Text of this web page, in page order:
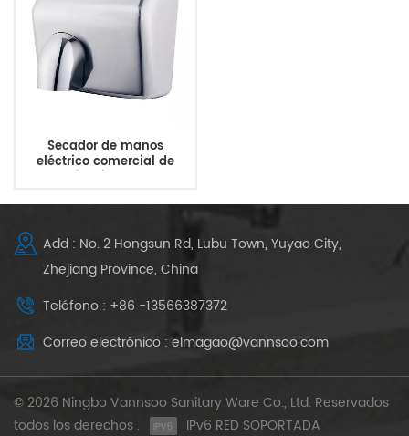
Secador de manos
eléctrico comercial de
acero inoxidable para
baño
Add : No. 2 Hongsun Rd, Lubu Town, Yuyao City,
Zhejiang Province, China
Teléfono : +86 -13566387372
Correo electrónico : elmagao@vannsoo.com
© 2026 Ningbo Vannsoo Sanitary Ware Co., Ltd. Reservados
todos los derechos .
IPv6 RED SOPORTADA